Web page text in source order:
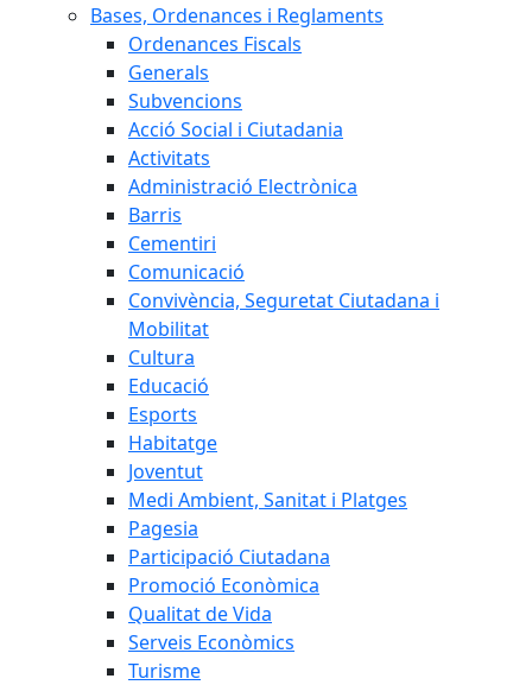
Bases, Ordenances i Reglaments
Ordenances Fiscals
Generals
Subvencions
Acció Social i Ciutadania
Activitats
Administració Electrònica
Barris
Cementiri
Comunicació
Convivència, Seguretat Ciutadana i
Mobilitat
Cultura
Educació
Esports
Habitatge
Joventut
Medi Ambient, Sanitat i Platges
Pagesia
Participació Ciutadana
Promoció Econòmica
Qualitat de Vida
Serveis Econòmics
Turisme